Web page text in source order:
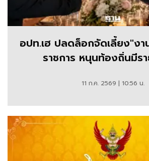
อปท.เฮ ปลดล็อกจัดเลี้ยง"ง
ราชการ หนุนท้องถิ่นมีร
11 ก.ค. 2569 | 10:56 น.